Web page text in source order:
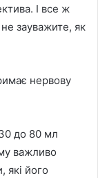
І все ж
зауважите, як
нервову
до 80 мл
важливо
які його